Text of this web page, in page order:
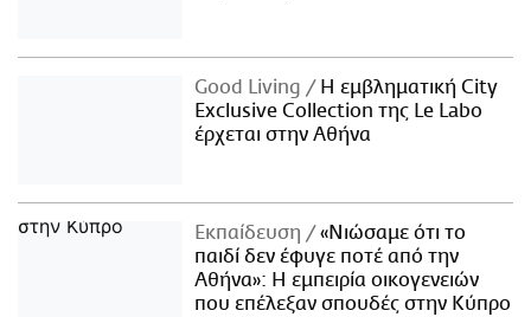
Good Living
Η εμβληματική City
Exclusive Collection της Le Labo
έρχεται στην Αθήνα
Εκπαίδευση
«Νιώσαμε ότι το
παιδί δεν έφυγε ποτέ από την
Αθήνα»: Η εμπειρία οικογενειών
που επέλεξαν σπουδές στην Κύπρο